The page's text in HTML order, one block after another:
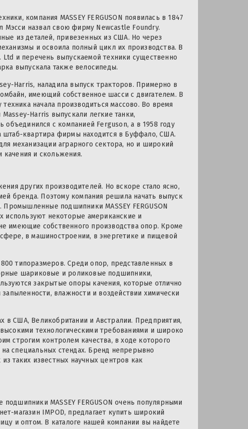
компания MASSEY FERGUSON появилась в 1847
Мэсси назвал свою фирму Newcastle Foundry.
из деталей, привезенных из США. Но через
и освоила полный цикл их производства. В
и перечень выпускаемой техники существенно
выпускала также велосипеды.
Harris, наладила выпуск тракторов. Примерно в
имеющий собственное шасси с двигателем. В
начала производиться массово. Во время
Harris выпускали легкие танки,
объединился с компанией Ferguson, а в 1958 году
штаб-квартира фирмы находится в Буффало, США.
механизации аграрного сектора, но и широкий
и скольжения.
других производителей. Но вскоре стало ясно,
бренда. Поэтому компания решила начать выпуск
подшипники MASSEY FERGUSON
используют некоторые американские и
имеющие собственного производства опор. Кроме
в машиностроении, в энергетике и пищевой
типоразмеров. Среди опор, представленных в
шариковые и роликовые подшипники,
закрытые опоры качения, которые отлично
влажности и воздействии химически
в США, Великобритании и Австралии. Предприятия,
технологическими требованиями и широко
строгим контролем качества, в ходе которого
специальных стендах. Бренд непрерывно
таких известных научных центров как
MASSEY FERGUSON очень популярными
магазин IMPOD, предлагает купить широкий
и оптом. В каталоге нашей компании вы найдете